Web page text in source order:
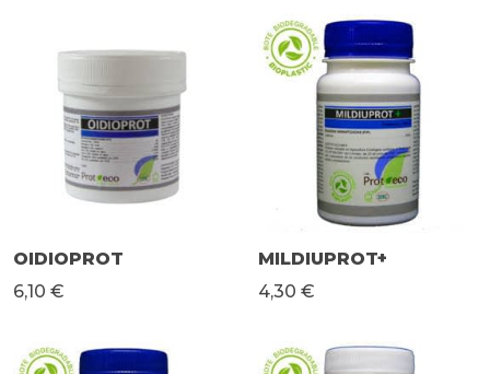
OIDIOPROT
6,10 €
MILDIUPROT+
4,30 €